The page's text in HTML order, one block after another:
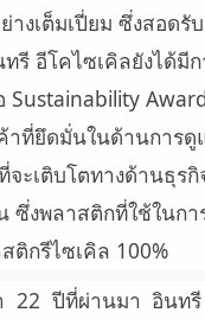
างเต็มเปี่ยม ซึ่งสอดรั
รี อีโคไซเคิลยังได้มี
Sustainability
าที่ยึดมั่นในด้านการดู
ะเติบโตทางด้านธุร
ซึ่งพลาสติกที่ใช้ในก
ติกรีไซเคิล 100%
22 ปีที่ผ่านมา อินท